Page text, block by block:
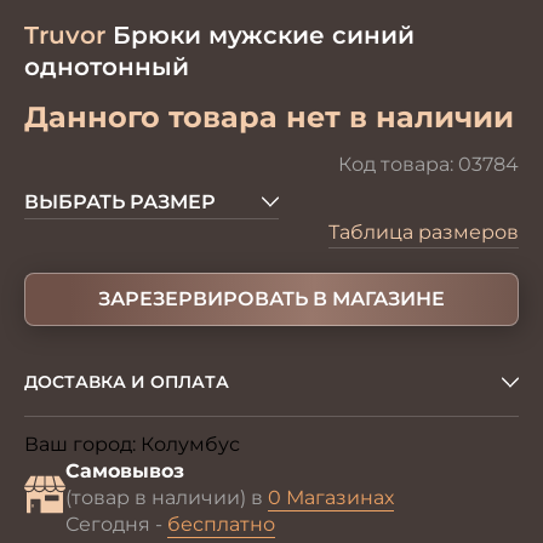
Truvor Брюки мужские синий
однотонный
Данного товара нет в наличии
Код товара: 03784
ВЫБРАТЬ РАЗМЕР
Таблица размеров
ЗАРЕЗЕРВИРОВАТЬ В МАГАЗИНЕ
ДОСТАВКА И ОПЛАТА
Ваш город: Колумбус
Самовывоз
(товар в наличии) в 0 Магазинах
Сегодня - бесплатно